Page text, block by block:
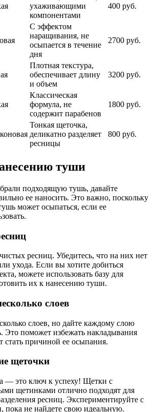
ухаживающими
компонентами
400 руб.
С эффектом
наращивания, не
осыпается в течение
дня
2700 руб.
Плотная текстура,
обеспечивает длину
и объем
3200 руб.
Классическая
формула, не
содержит парабенов
1800 руб.
Тонкая щеточка,
деликатно разделяет
ресницы
800 руб.
туши
подходящую тушь, давайте
ее наносить. Это важно, поскольку
может осыпаться, если ее
ресниц. Убедитесь, что на них нет
ухода. Если вы хотите добиться
можете использовать базу для
их к нанесению туши.
слоев
слоев, но дайте каждому слою
Это поможет избежать накладывания
стать причиной ее осыпания.
щеточки
— это ключ к успеху! Щетки с
щетинками отлично подходят для
ресниц. Экспериментируйте с
пока не найдете свою идеальную.